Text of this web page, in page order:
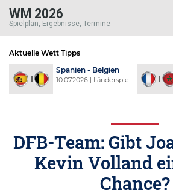
WM 2026
Spielplan, Ergebnisse, Termine
Aktuelle Wett Tipps
Spanien - Belgien
10.07.2026 | Länderspiel
DFB-Team: Gibt
Kevin Volland
Chance?